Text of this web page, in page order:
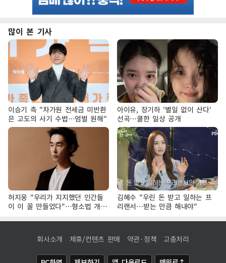
많이 본 기사
이승기 측 "차가원 전세금 미반환
은 고도의 사기 수법…엄벌 원해"
아이유, 장기하 '별일 없이 산다'
선곡…쿨한 일상 공개
허지웅 "우리가 지지했던 인간들
이 이 꼴 만들었다"…형소법 개정
에 격한 반응
김혜수 "우린 돈 받고 일하는 프
리랜서…받는 만큼 해내야"
회사소개 제휴/컨텐츠 판매 약관·정책 고충처리